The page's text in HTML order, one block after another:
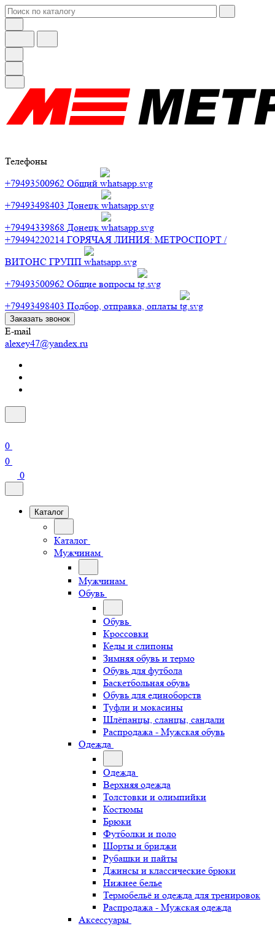
Телефоны
+79493500962 Общий
+79493498403 Донецк
+79494339868 Донецк
+79494220214 ГОРЯЧАЯ ЛИНИЯ: МЕТРОСПОРТ /
ВИТОНС ГРУПП
+79493500962 Общие вопросы
+79493498403 Подбор, отправка, оплаты
Заказать звонок
E-mail
alexey47@yandex.ru
0
0
0
Каталог
Каталог
Мужчинам
Мужчинам
Обувь
Обувь
Кроссовки
Кеды и слипоны
Зимняя обувь и термо
Обувь для футбола
Баскетбольная обувь
Обувь для единоборств
Туфли и мокасины
Шлёпанцы, сланцы, сандали
Распродажа - Мужская обувь
Одежда
Одежда
Верхняя одежда
Толстовки и олимпийки
Костюмы
Брюки
Футболки и поло
Шорты и бриджи
Рубашки и пайты
Джинсы и классические брюки
Нижнее белье
Термобельё и одежда для тренировок
Распродажа - Мужская одежда
Аксессуары